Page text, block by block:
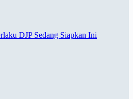
DJP Sedang Siapkan Ini